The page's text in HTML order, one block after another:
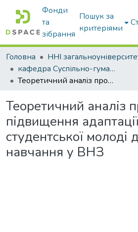
Фонди
та
зібрання
Пошук за
критеріями
Головна
кафедра Суспільно-гуманітарні науки
Теоретичний аналіз проблеми підвищення адаптації студентської молоді до умов навчання у ВНЗ
Теоретичний аналіз
підвищення
студентської молоді
навчання у ВНЗ